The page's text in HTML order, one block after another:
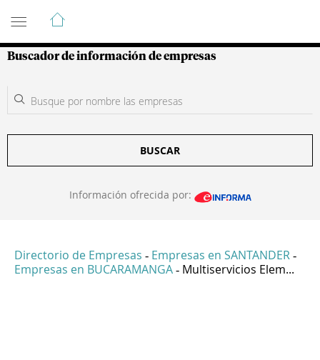
Guía de Empresas Colombianas
Buscador de información de empresas
BUSCAR
Información ofrecida por:
Directorio de Empresas - Empresas en SANTANDER -
Empresas en BUCARAMANGA - Multiservicios Elem...